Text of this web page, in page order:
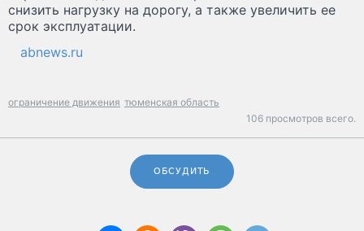
снизить нагрузку на дорогу, а также увеличить ее
срок эксплуатации.
abnews.ru
ограничение движения тюменская область
106 просмотров всего.
ОБСУДИТЬ